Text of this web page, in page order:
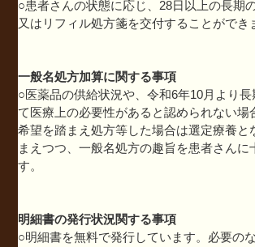
○患者さんの状態に応じ、28日以上の長期
又はリフィル処方箋を交付することができ
一般名処方加算に関する事項
○医薬品の供給状況や、令和6年10月より
て医療上の必要性があると認められない場
希望を踏まえ処方等した場合は選定療養と
まえつつ、一般名処方の趣旨を患者さんに
す。
明細書の発行状況関する事項
○明細書を無料で発行しています。必要の